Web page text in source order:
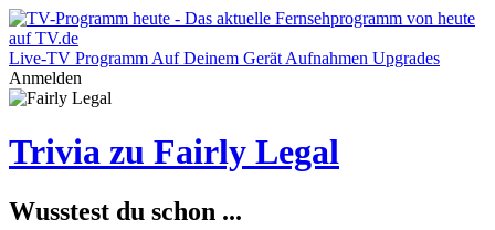
Live-TV Programm Auf Deinem Gerät Aufnahmen Upgrades
Anmelden
Trivia zu Fairly Legal
Wusstest du schon ...